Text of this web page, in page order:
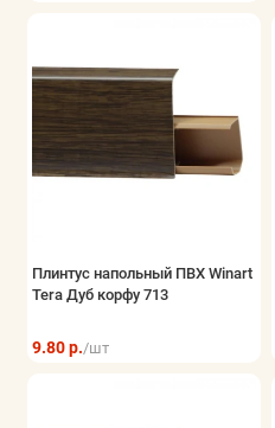
Плинтус напольный ПВХ Winart
Tera Дуб корфу 713
9.80 р./шт